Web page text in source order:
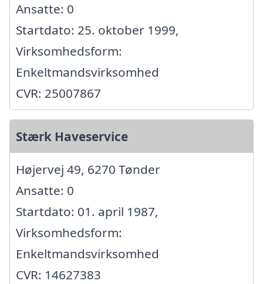
Ansatte: 0
Startdato: 25. oktober 1999,
Virksomhedsform:
Enkeltmandsvirksomhed
CVR: 25007867
Stærk Haveservice
Højervej 49, 6270 Tønder
Ansatte: 0
Startdato: 01. april 1987,
Virksomhedsform:
Enkeltmandsvirksomhed
CVR: 14627383